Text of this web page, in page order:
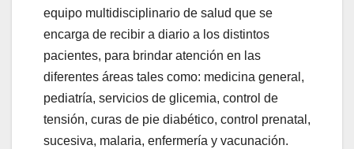
equipo multidisciplinario de salud que se
encarga de recibir a diario a los distintos
pacientes, para brindar atención en las
diferentes áreas tales como: medicina general,
pediatría, servicios de glicemia, control de
tensión, curas de pie diabético, control prenatal,
sucesiva, malaria, enfermería y vacunación.